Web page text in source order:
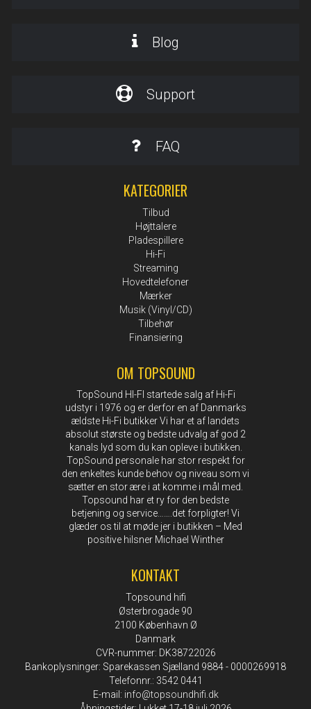
Blog
Support
FAQ
KATEGORIER
Tilbud
Højttalere
Pladespillere
Hi-Fi
Streaming
Hovedtelefoner
Mærker
Musik (Vinyl/CD)
Tilbehør
Finansiering
OM TOPSOUND
TopSound HI-FI startede salg af Hi-Fi
udstyr i 1976 og er derfor en af Danmarks
ældste Hi-Fi butikker Vi har et af landets
absolut største og bedste udvalg af god 2
kanals lyd som du kan opleve i butikken.
TopSound personale har stor respekt for
den enkeltes kunde behov og niveau som vi
sætter en stor ære i at komme i mål med.
Topsound har et ry for den bedste
betjening og service…….det forpligter! Vi
glæder os til at møde jer i butikken – Med
positive hilsner Michael Winther
KONTAKT
Topsound hifi
Østerbrogade 90
2100 København Ø
Danmark
CVR-nummer: DK38722026
Bankoplysninger: Sparekassen Sjælland 9884 - 0000269918
Telefonnr.: 3542 0441
E-mail : info@topsoundhifi.dk